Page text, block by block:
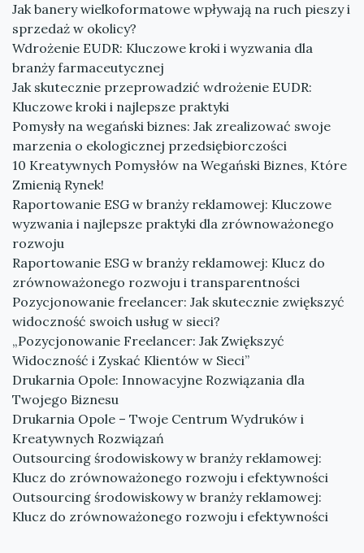
Jak banery wielkoformatowe wpływają na ruch pieszy i
sprzedaż w okolicy?
Wdrożenie EUDR: Kluczowe kroki i wyzwania dla
branży farmaceutycznej
Jak skutecznie przeprowadzić wdrożenie EUDR:
Kluczowe kroki i najlepsze praktyki
Pomysły na wegański biznes: Jak zrealizować swoje
marzenia o ekologicznej przedsiębiorczości
10 Kreatywnych Pomysłów na Wegański Biznes, Które
Zmienią Rynek!
Raportowanie ESG w branży reklamowej: Kluczowe
wyzwania i najlepsze praktyki dla zrównoważonego
rozwoju
Raportowanie ESG w branży reklamowej: Klucz do
zrównoważonego rozwoju i transparentności
Pozycjonowanie freelancer: Jak skutecznie zwiększyć
widoczność swoich usług w sieci?
„Pozycjonowanie Freelancer: Jak Zwiększyć
Widoczność i Zyskać Klientów w Sieci”
Drukarnia Opole: Innowacyjne Rozwiązania dla
Twojego Biznesu
Drukarnia Opole – Twoje Centrum Wydruków i
Kreatywnych Rozwiązań
Outsourcing środowiskowy w branży reklamowej:
Klucz do zrównoważonego rozwoju i efektywności
Outsourcing środowiskowy w branży reklamowej:
Klucz do zrównoważonego rozwoju i efektywności